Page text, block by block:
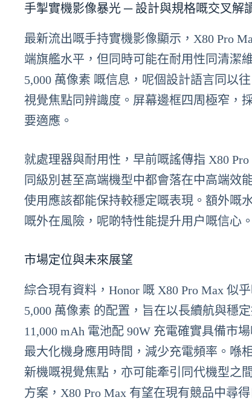
手掣實機影像暴光 ─ 設計與規格嘅交叉解
最新流出嘅手持實機影像顯示，X80 Pro
端旗艦水平，但同時可能在耐用性同清潔
5,000 萬像素 嘅信息，呢個設計語言同以
視覺焦點同辨識度。屏幕邊框四周極窄，
要適應。
就處理器與耐用性，早前嘅謠傳指 X80
同級別甚至高端機型中都會落在中高端效
使用應該都能保持較穩定嘅表現。額外嘅
嘅外在風險，呢啲特性能提升用户嘅信心。
市場定位與未來展望
綜合現有資料，Honor 嘅 X80 Pro Max 似
5,000 萬像素 的配置，旨在以長續航與穩
11,000 mAh 電池配 90W 充電確實具備市
最大化機身應用時間，減少充電頻率。喺
新機嘅視覺焦點，亦可能牽引同代機型之
方案，X80 Pro Max 有望在現有競品中尋得